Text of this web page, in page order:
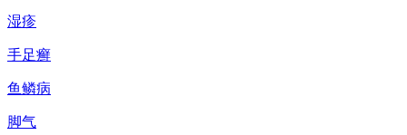
湿疹
手足癣
鱼鳞病
脚气